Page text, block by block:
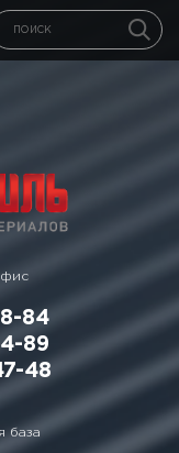
84
89
48
база